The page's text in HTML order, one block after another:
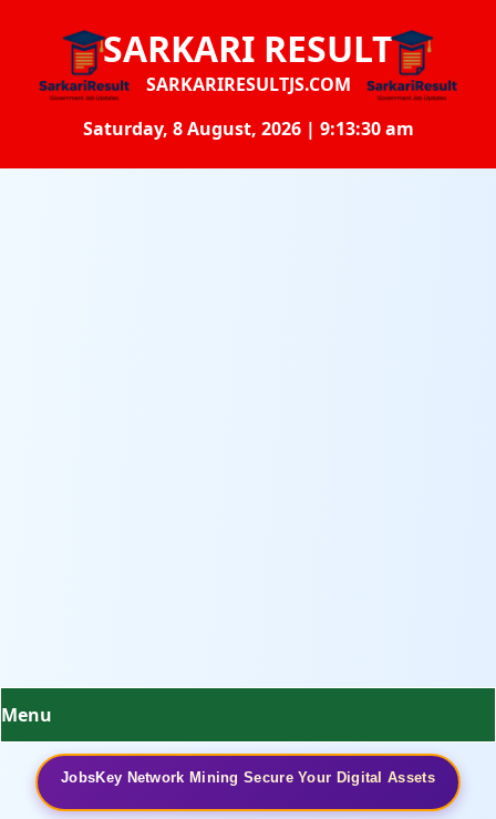
SARKARI RESULT
SARKARIRESULTJS.COM
Saturday, 8 August, 2026 | 9:13:31 am
Menu
JobsKey Network Mining Secure Your Digital Assets